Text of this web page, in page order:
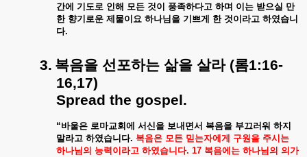
간에 기도로 인해 모든 것이 풍족하다고 하며 이는 받으실 만
한 향기로운 제물이요 하나님을 기쁘게 한 것이라고 하였습니
다.
3. 복음을 선포하는 삶을 살라(롬1:16-
16,17)
Spread the gospel.
“바울은 로마교회에 서신을 보내면서 복음을 부끄러워 하지
말라고 하였습니다. 복음은 모든 믿는자에게 구원을 주시는
하나님의 능력이라고 하였습니다. 17 복음에는 하나님의 의가